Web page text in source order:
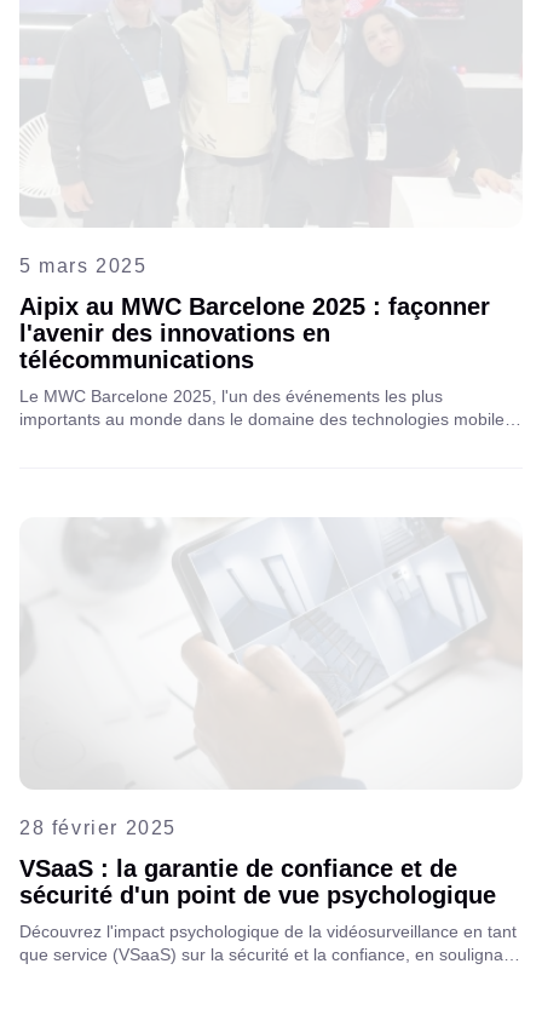
5 mars 2025
Aipix au MWC Barcelone 2025 : façonner
l'avenir des innovations en
télécommunications
Le MWC Barcelone 2025, l'un des événements les plus
importants au monde dans le domaine des technologies mobiles,
28 février 2025
VSaaS : la garantie de confiance et de
sécurité d'un point de vue psychologique
Découvrez l'impact psychologique de la vidéosurveillance en tant
que service (VSaaS) sur la sécurité et la confiance, en soulignant